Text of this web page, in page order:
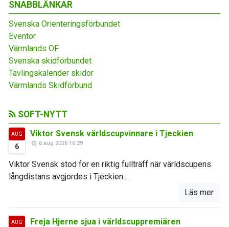
SNABBLÄNKAR
Svenska Orienteringsförbundet
Eventor
Värmlands OF
Svenska skidförbundet
Tävlingskalender skidor
Värmlands Skidförbund
SOFT-NYTT
AUG
6
Viktor Svensk världscupvinnare i Tjeckien
6 aug 2026 16:29
Viktor Svensk stod för en riktig fullträff när världscupens
långdistans avgjordes i Tjeckien...
Läs mer
AUG Freja Hjerne sjua i världscuppremiären